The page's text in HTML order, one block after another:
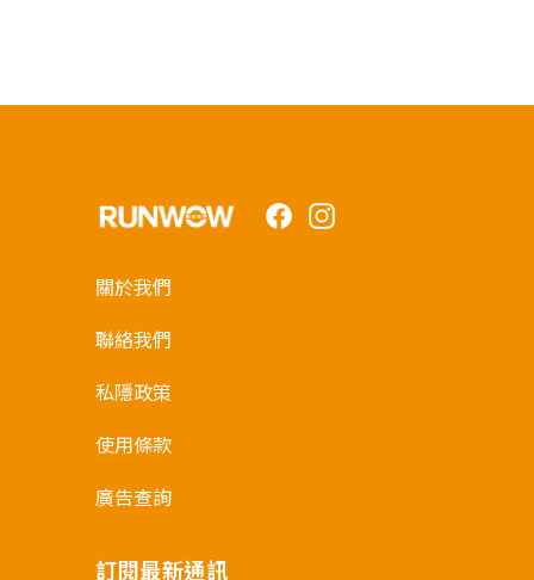
FacebookInstagram
關於我們
聯絡我們
私隱政策
使用條款
廣告查詢
訂閱最新通訊